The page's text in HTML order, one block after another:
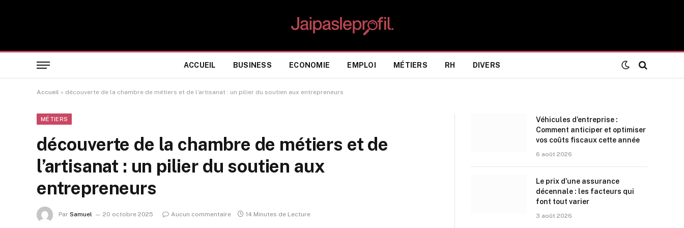
ACCUEIL BUSINESS ECONOMIE EMPLOI MÉTIERS RH DIVERS
Accueil » découverte de la chambre de métiers et de l’artisanat : un pilier du soutien aux entrepreneurs
MÉTIERS
découverte de la chambre de métiers et de
l’artisanat : un pilier du soutien aux
entrepreneurs
Par Samuel 20 octobre 2025 Aucun commentaire 14 Minutes de Lecture
Véhicules d’entreprise :
Comment anticiper et optimiser
vos coûts fiscaux cette année
6 août 2026
Le prix d’une assurance
décennale : les facteurs qui
font tout varier
3 août 2026